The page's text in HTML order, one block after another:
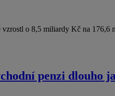
o 8,5 miliardy Kč na
penzi dlouho